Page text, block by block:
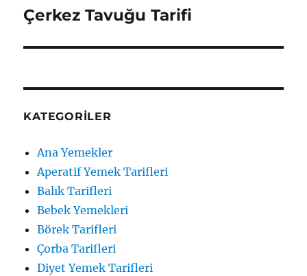
Sonraki
Çerkez Tavuğu Tarifi
KATEGORILER
Ana Yemekler
Aperatif Yemek Tarifleri
Balık Tarifleri
Bebek Yemekleri
Börek Tarifleri
Çorba Tarifleri
Diyet Yemek Tarifleri